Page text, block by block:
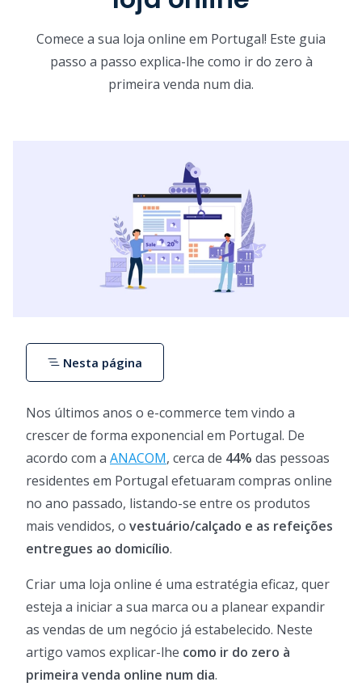
Comece a sua loja online em Portugal! Este guia
passo a passo explica-lhe como ir do zero à
primeira venda num dia.
Nos últimos anos o e-commerce tem vindo a
crescer de forma exponencial em Portugal. De
acordo com a ANACOM, cerca de 44% das pessoas
residentes em Portugal efetuaram compras online
no ano passado, listando-se entre os produtos
mais vendidos, o vestuário/calçado e as refeições
entregues ao domicílio.
Criar uma loja online é uma estratégia eficaz, quer
esteja a iniciar a sua marca ou a planear expandir
as vendas de um negócio já estabelecido. Neste
artigo vamos explicar-lhe como ir do zero à
primeira venda online num dia.
Nesta página